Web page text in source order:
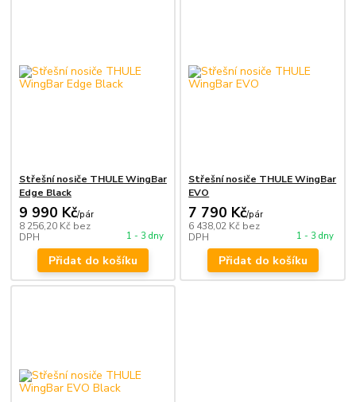
Střešní nosiče THULE WingBar
Edge Black
9 990 Kč/pár
8 256,20 Kč bez
DPH
1 - 3 dny
Přidat do košíku
Střešní nosiče THULE WingBar
EVO
7 790 Kč/pár
6 438,02 Kč bez
DPH
1 - 3 dny
Přidat do košíku